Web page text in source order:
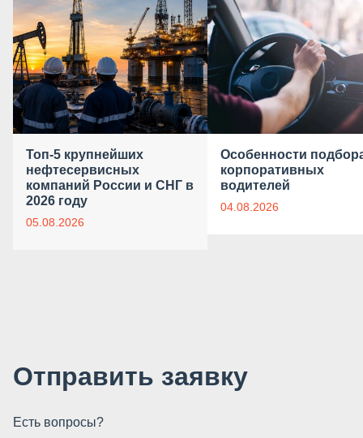
Топ-5 крупнейших
нефтесервисных
компаний России и СНГ в
2026 году
05.08.2026
Особенности
корпоративных
водителей
04.08.2026
Отправить заявку
Есть вопросы?